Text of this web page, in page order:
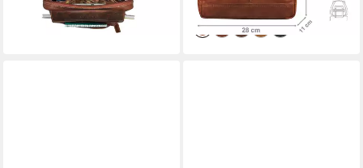
lieferbar - in 2-3 Werktagen bei dir